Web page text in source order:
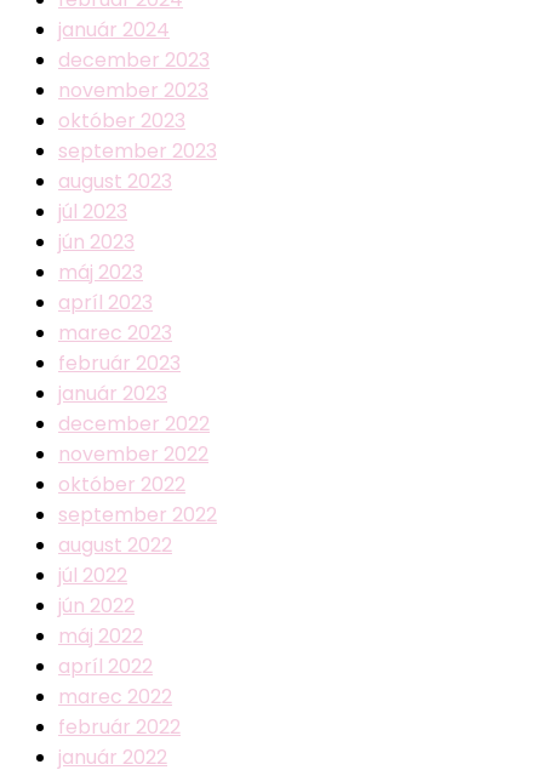
január 2024
december 2023
november 2023
október 2023
september 2023
august 2023
júl 2023
jún 2023
máj 2023
apríl 2023
marec 2023
február 2023
január 2023
december 2022
november 2022
október 2022
september 2022
august 2022
júl 2022
jún 2022
máj 2022
apríl 2022
marec 2022
február 2022
január 2022